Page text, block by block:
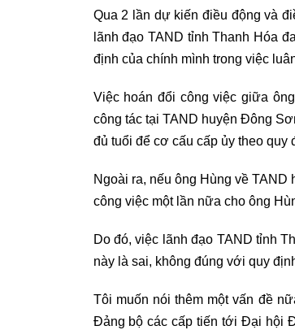
Qua 2 lần dự kiến điều động và
lãnh đạo TAND tỉnh Thanh Hóa
định của chính mình trong việc
Việc hoán đổi công việc giữa
công tác tại TAND huyện Đông
đủ tuổi để cơ cấu cấp ủy theo quy
Ngoài ra, nếu ông Hùng về
công việc một lần nữa cho ông
Do đó, việc lãnh đạo TAND tỉnh
này là sai, không đúng với quy
Tôi muốn nói thêm một vấn đề
Đảng bộ các cấp tiến tới Đại hội